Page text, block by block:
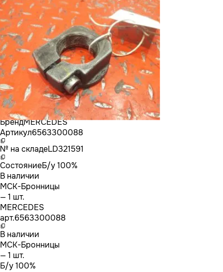
БрендMERCEDES
Артикул6563300088
№ на складеLD321591
СостояниеБ/у 100%
В наличии
МСК-Бронницы
— 1 шт.
MERCEDES
арт.6563300088
В наличии
МСК-Бронницы
— 1 шт.
Б/у 100%